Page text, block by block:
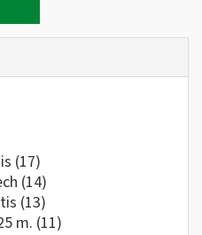
(17)
(14)
(13)
m. (11)